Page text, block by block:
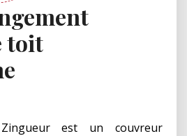
toit
est un couvreur